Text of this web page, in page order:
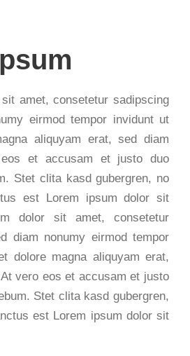
amet, consetetur sadipscing
eirmod tempor invidunt ut
aliquyam erat, sed diam
et accusam et justo duo
Stet clita kasd gubergren, no
est Lorem ipsum dolor sit
dolor sit amet, consetetur
diam nonumy eirmod tempor
dolore magna aliquyam erat,
vero eos et accusam et justo
Stet clita kasd gubergren,
est Lorem ipsum dolor sit